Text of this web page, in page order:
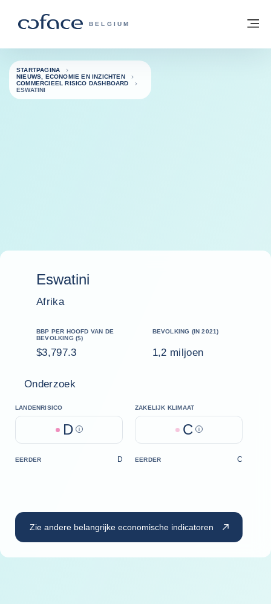
COFACE, FOR TRADE - GROEP
BELGIUM
Terug naar startpagina
STARTPAGINA
NIEUWS, ECONOMIE EN INZICHTEN
COMMERCIEEL RISICO DASHBOARD
ESWATINI
Eswatini
Afrika
BBP PER HOOFD VAN DE
BEVOLKING ($)
$3,797.3
BEVOLKING (IN 2021)
1,2 miljoen
Onderzoek
LANDENRISICO
D Help
ZAKELIJK KLIMAAT
C Help
EERDER D EERDER C
Zie andere belangrijke economische indicatoren